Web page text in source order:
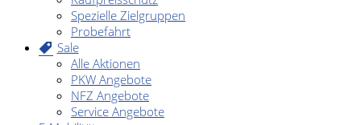
Spezielle Zielgruppen
Probefahrt
Sale
Alle Aktionen
PKW Angebote
NFZ Angebote
Service Angebote